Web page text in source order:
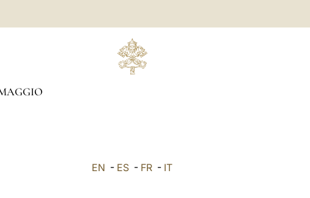
EN - ES - FR - IT